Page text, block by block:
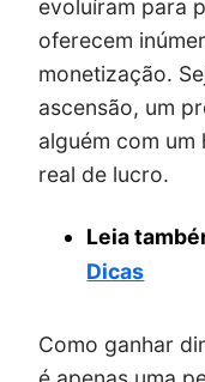
evoluíram para
oferecem
monetização.
ascensão, um
alguém com
real de lucro.
Leia
Dicas
Como ganhar